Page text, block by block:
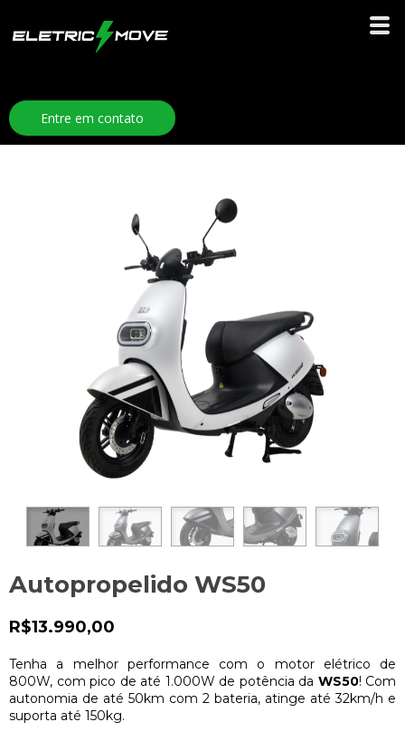
Entre em contato
Autopropelido WS50
R$13.990,00
Tenha a melhor performance com o motor elétrico de
800W, com pico de até 1.000W de potência da WS50! Com
autonomia de até 50km com 2 bateria, atinge até 32km/h e
suporta até 150kg.